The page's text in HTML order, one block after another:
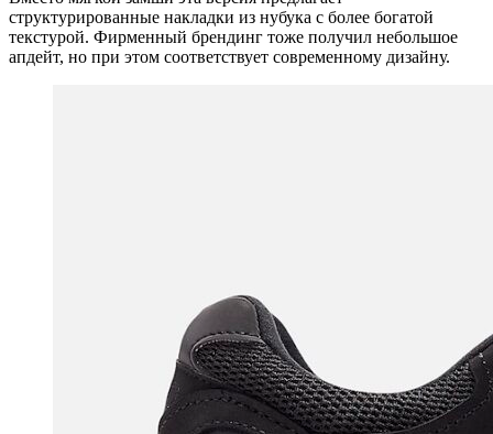
структурированные накладки из нубука с более богатой
текстурой. Фирменный брендинг тоже получил небольшое
апдейт, но при этом соответствует современному дизайну.